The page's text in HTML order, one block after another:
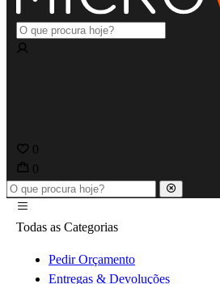
0
0
Todas as Categorias
Pedir Orçamento
Entregas & Devoluções